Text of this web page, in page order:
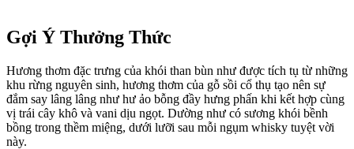
Gợi Ý Thưởng Thức
Hương thơm đặc trưng của khói than bùn như được tích tụ từ những
khu rừng nguyên sinh, hương thơm của gỗ sồi cổ thụ tạo nên sự
đắm say lâng lâng như hư ảo bỗng đầy hưng phấn khi kết hợp cùng
vị trái cây khô và vani dịu ngọt. Dường như có sương khói bềnh
bồng trong thềm miệng, dưới lưỡi sau mỗi ngụm whisky tuyệt vời
này.